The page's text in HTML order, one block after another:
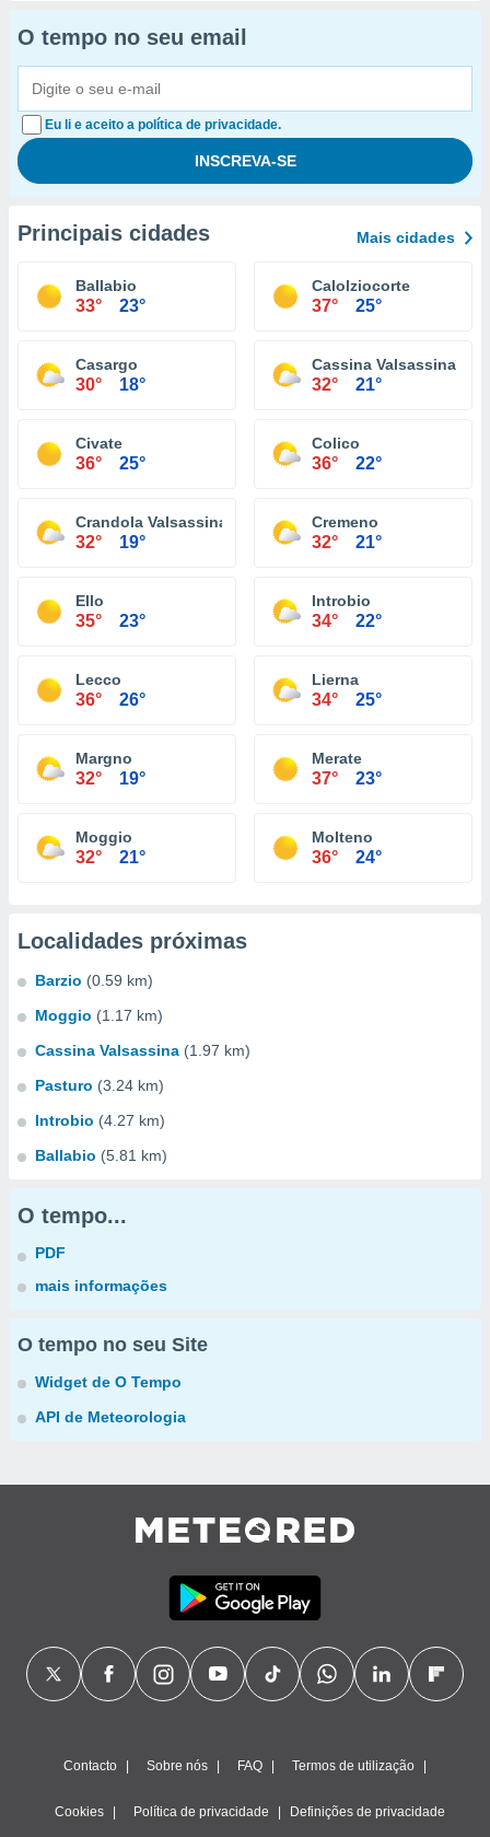
O tempo no seu email
Eu li e aceito a política de privacidade.
Principais cidades Mais cidades
Ballabio
33° 23°
Calolziocorte
37° 25°
Casargo
30° 18°
Cassina Valsassina
32° 21°
Civate
36° 25°
Colico
36° 22°
Crandola Valsassina
32° 19°
Cremeno
32° 21°
Ello
35° 23°
Introbio
34° 22°
Lecco
36° 26°
Lierna
34° 25°
Margno
32° 19°
Merate
37° 23°
Moggio
32° 21°
Molteno
36° 24°
Localidades próximas
Barzio (0.59 km)
Moggio (1.17 km)
Cassina Valsassina (1.97 km)
Pasturo (3.24 km)
Introbio (4.27 km)
Ballabio (5.81 km)
O tempo...
PDF
mais informações
O tempo no seu Site
Widget de O Tempo
API de Meteorologia
Contacto Sobre nós FAQ Termos de utilização
Cookies Política de privacidade Definições de privacidade